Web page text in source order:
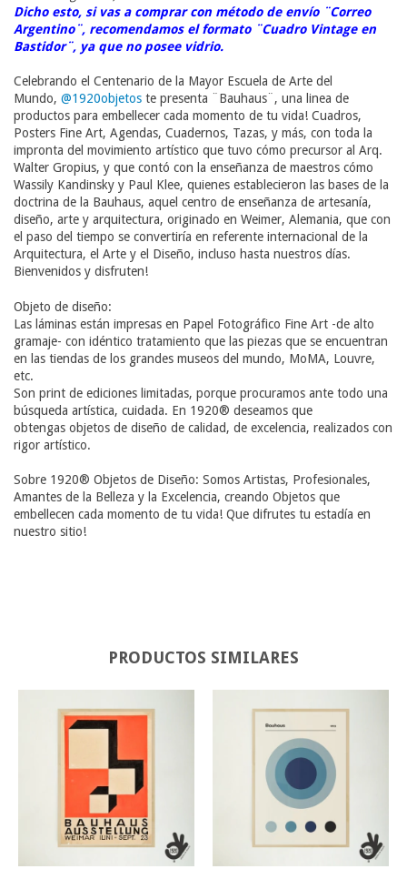
Dicho esto, si vas a comprar con método de envío ¨Correo
Argentino¨, recomendamos el formato ¨Cuadro Vintage en
Bastidor¨, ya que no posee vidrio.
Celebrando el Centenario de la Mayor Escuela de Arte del
Mundo, @1920objetos te presenta ¨Bauhaus¨, una linea de
productos para embellecer cada momento de tu vida! Cuadros,
Posters Fine Art, Agendas, Cuadernos, Tazas, y más, con toda la
impronta del movimiento artístico que tuvo cómo precursor al Arq.
Walter Gropius, y que contó con la enseñanza de maestros cómo
Wassily Kandinsky y Paul Klee, quienes establecieron las bases de la
doctrina de la Bauhaus, aquel centro de enseñanza de artesanía,
diseño, arte y arquitectura, originado en Weimer, Alemania, que con
el paso del tiempo se convertiría en referente internacional de la
Arquitectura, el Arte y el Diseño, incluso hasta nuestros días.
Bienvenidos y disfruten!
Objeto de diseño:
Las láminas están impresas en Papel Fotográfico Fine Art -de alto
gramaje- con idéntico tratamiento que las piezas que se encuentran
en las tiendas de los grandes museos del mundo, MoMA, Louvre,
etc.
Son print de ediciones limitadas, porque procuramos ante todo una
búsqueda artística, cuidada. En 1920® deseamos que
obtengas objetos de diseño de calidad, de excelencia, realizados con
rigor artístico.
Sobre 1920® Objetos de Diseño: Somos Artistas, Profesionales,
Amantes de la Belleza y la Excelencia, creando Objetos que
embellecen cada momento de tu vida! Que difrutes tu estadía en
nuestro sitio!
PRODUCTOS SIMILARES